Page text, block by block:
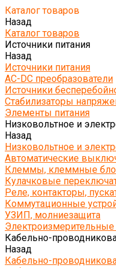
Каталог товаров
Назад
Каталог товаров
Источники питания
Назад
Источники питания
AC-DC преобразователи
Источники
Стабилизаторы
Элементы питания
Низковольтное и
Назад
Низковольтное и
Автоматические
Клеммы, клеммные
Кулачковые
Реле, контакторы,
Коммутационные
УЗИП, молниезащита
Кабельно-
Назад
Кабельно-